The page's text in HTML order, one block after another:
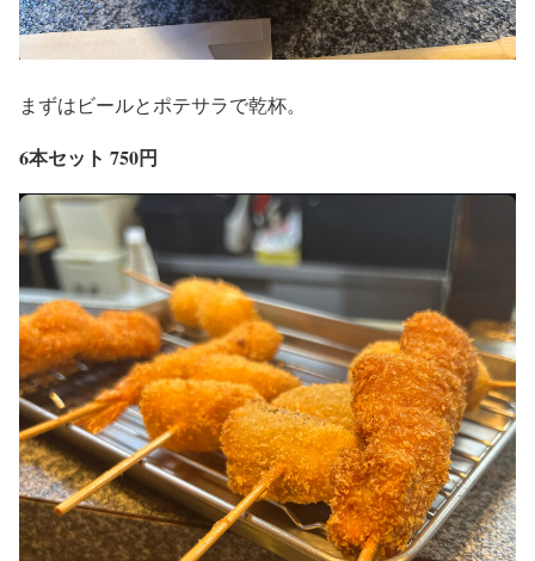
まずはビールとポテサラで乾杯。
6本セット 750円